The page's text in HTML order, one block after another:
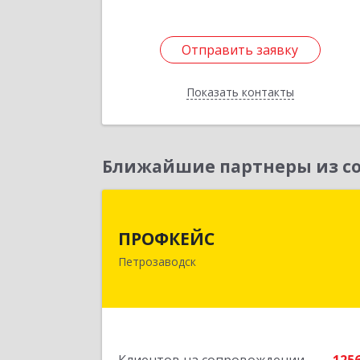
Отправить заявку
Показать контакты
Отправить заявку
Назад
Ближайшие партнеры из
ПРОФКЕЙС
Петрозаводск